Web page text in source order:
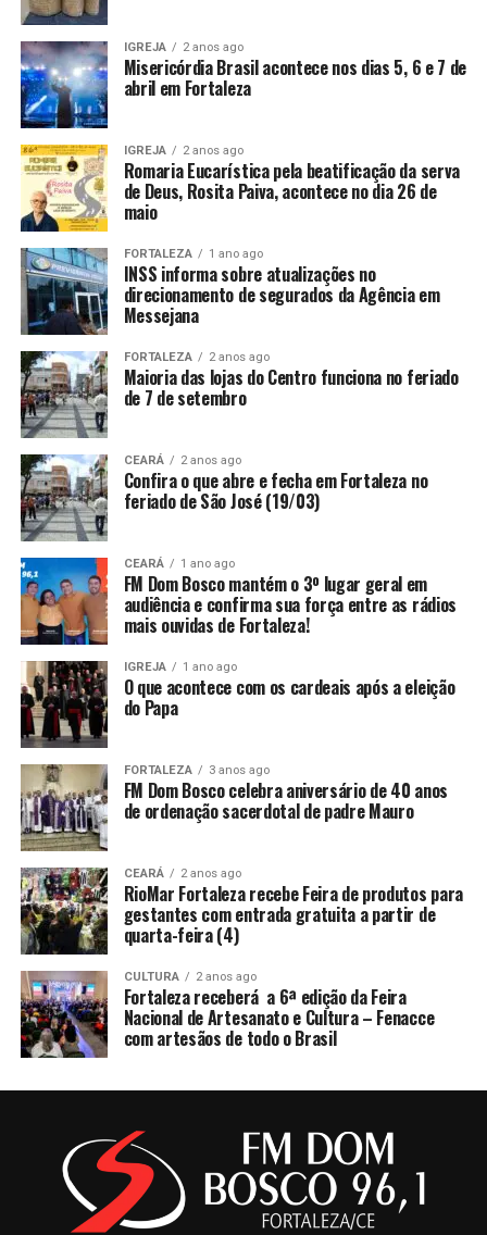
IGREJA 2 anos ago
Misericórdia Brasil acontece nos dias 5, 6 e 7 de
abril em Fortaleza
IGREJA 2 anos ago
Romaria Eucarística pela beatificação da serva
de Deus, Rosita Paiva, acontece no dia 26 de
maio
FORTALEZA 1 ano ago
INSS informa sobre atualizações no
direcionamento de segurados da Agência em
Messejana
FORTALEZA 2 anos ago
Maioria das lojas do Centro funciona no feriado
de 7 de setembro
CEARÁ 2 anos ago
Confira o que abre e fecha em Fortaleza no
feriado de São José (19/03)
CEARÁ 1 ano ago
FM Dom Bosco mantém o 3º lugar geral em
audiência e confirma sua força entre as rádios
mais ouvidas de Fortaleza!
IGREJA 1 ano ago
O que acontece com os cardeais após a eleição
do Papa
FORTALEZA 3 anos ago
FM Dom Bosco celebra aniversário de 40 anos
de ordenação sacerdotal de padre Mauro
CEARÁ 2 anos ago
RioMar Fortaleza recebe Feira de produtos para
gestantes com entrada gratuita a partir de
quarta-feira (4)
CULTURA 2 anos ago
Fortaleza receberá a 6ª edição da Feira
Nacional de Artesanato e Cultura – Fenacce
com artesãos de todo o Brasil